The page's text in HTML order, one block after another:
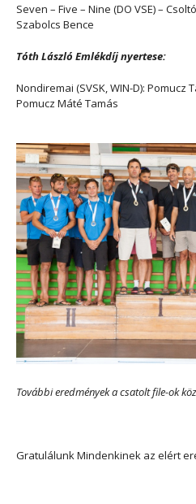
Seven – Five – Nine (DO VSE) –
Szabolcs Bence
Tóth László Emlékdíj nyertese:
Nondiremai (SVSK, WIN-D): Pomucz
Pomucz Máté Tamás
További eredmények a csatolt file-ok
Gratulálunk Mindenkinek az elért